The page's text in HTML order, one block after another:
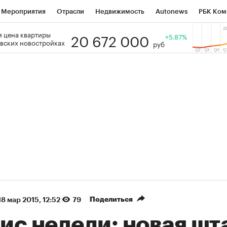
Мероприятия Отрасли Недвижимость Autonews РБК
РБК Образование Тренды
цена квартиры
новостройках
20 672 000 руб
+5.87%
мар 2015, 12:52 79 Поделиться